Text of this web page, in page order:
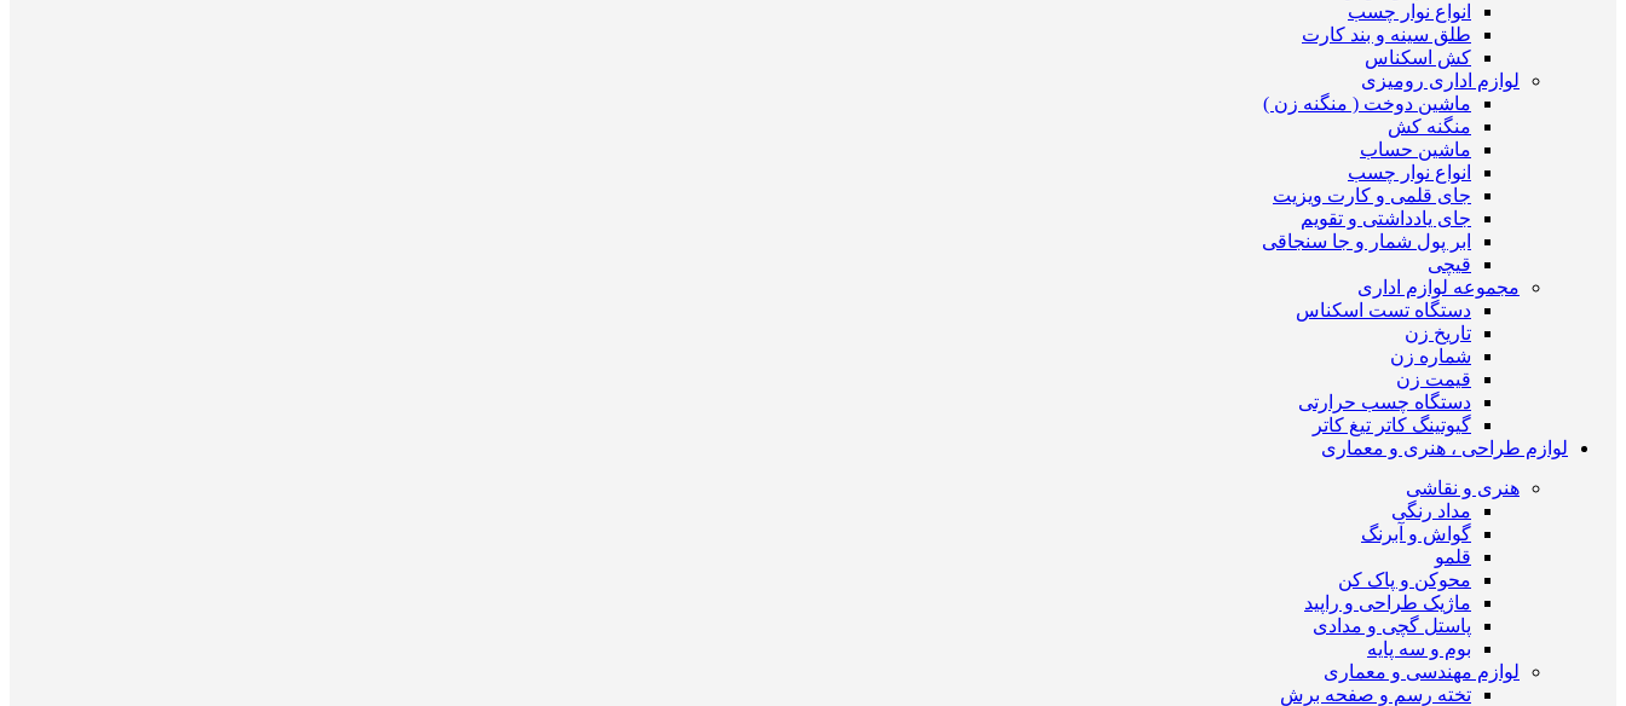
انواع نوار چسب
طلق سینه و بند کارت
کش اسکناس
لوازم اداری رومیزی
ماشین دوخت ( منگنه زن )
منگنه کش
ماشین حساب
انواع نوار چسب
جای قلمی و کارت ویزیت
جای یادداشتی و تقویم
ابر پول شمار و جا سنجاقی
قیچی
مجموعه لوازم اداری
دستگاه تست اسکناس
تاریخ زن
شماره زن
قیمت زن
دستگاه چسب حرارتی
گیوتینگ کاتر تیغ کاتر
لوازم طراحی ، هنری و معماری
هنری و نقاشی
مداد رنگی
گواش و آبرنگ
قلمو
محوکن و پاک کن
ماژیک طراحی و راپید
پاستل گچی و مدادی
بوم و سه پایه
لوازم مهندسی و معماری
تخته رسم و صفحه برش